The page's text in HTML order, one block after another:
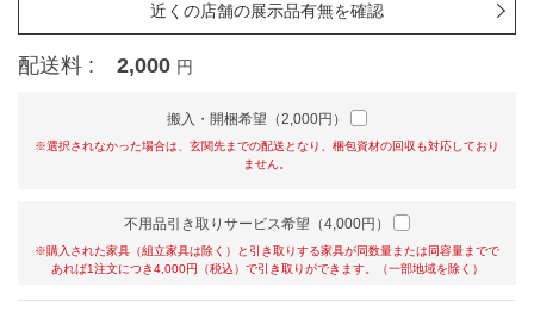
近くの店舗の展示品有無を確認
配送料 : 2,000 円
搬入・開梱希望（2,000円）
※選択されなかった場合は、玄関先までの配送となり、梱包資材の回収も対応しており
ません。
不用品引き取りサービス希望（4,000円）
※購入された家具（組立家具は除く）と引き取りする家具が同数量または同容量までで
あれば1注文につき4,000円（税込）で引き取りができます。（一部地域を除く）